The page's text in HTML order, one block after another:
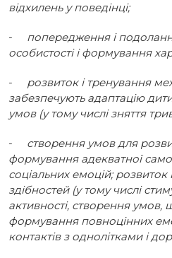
відхилень у поведінці;
- попередження і
особистості і формування
- розвиток і тренування
забезпечують адаптацію
умов (у тому числі зняття
- створення умов для
формування адекватної
соціальних емоцій;
здібностей (у тому числі
активності, створення умов,
формування повноцінних
контактів з однолітками і